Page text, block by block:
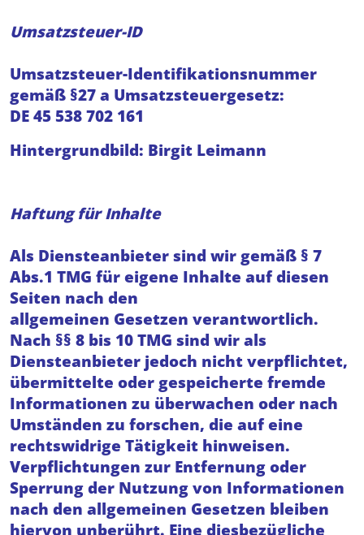
Umsatzsteuer-ID
Umsatzsteuer-Identifikationsnummer
gemäß §27 a Umsatzsteuergesetz:
DE 45 538 702 161
Hintergrundbild: Birgit Leimann
Haftung für Inhalte
Als Diensteanbieter sind wir gemäß § 7
Abs.1 TMG für eigene Inhalte auf diesen
Seiten nach den
allgemeinen Gesetzen verantwortlich.
Nach §§ 8 bis 10 TMG sind wir als
Diensteanbieter jedoch nicht verpflichtet,
übermittelte oder gespeicherte fremde
Informationen zu überwachen oder nach
Umständen zu forschen, die auf eine
rechtswidrige Tätigkeit hinweisen.
Verpflichtungen zur Entfernung oder
Sperrung der Nutzung von Informationen
nach den allgemeinen Gesetzen bleiben
hiervon unberührt. Eine diesbezügliche